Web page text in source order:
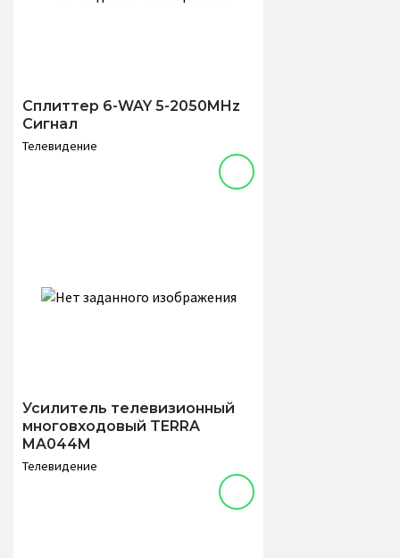
Сплиттер 6-WAY 5-2050MHz
Сигнал
Телевидение
Усилитель телевизионный
многовходовый TERRA
MA044M
Телевидение